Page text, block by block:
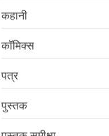
कहानी
कॉमिक्स
पत्र
पुस्तक